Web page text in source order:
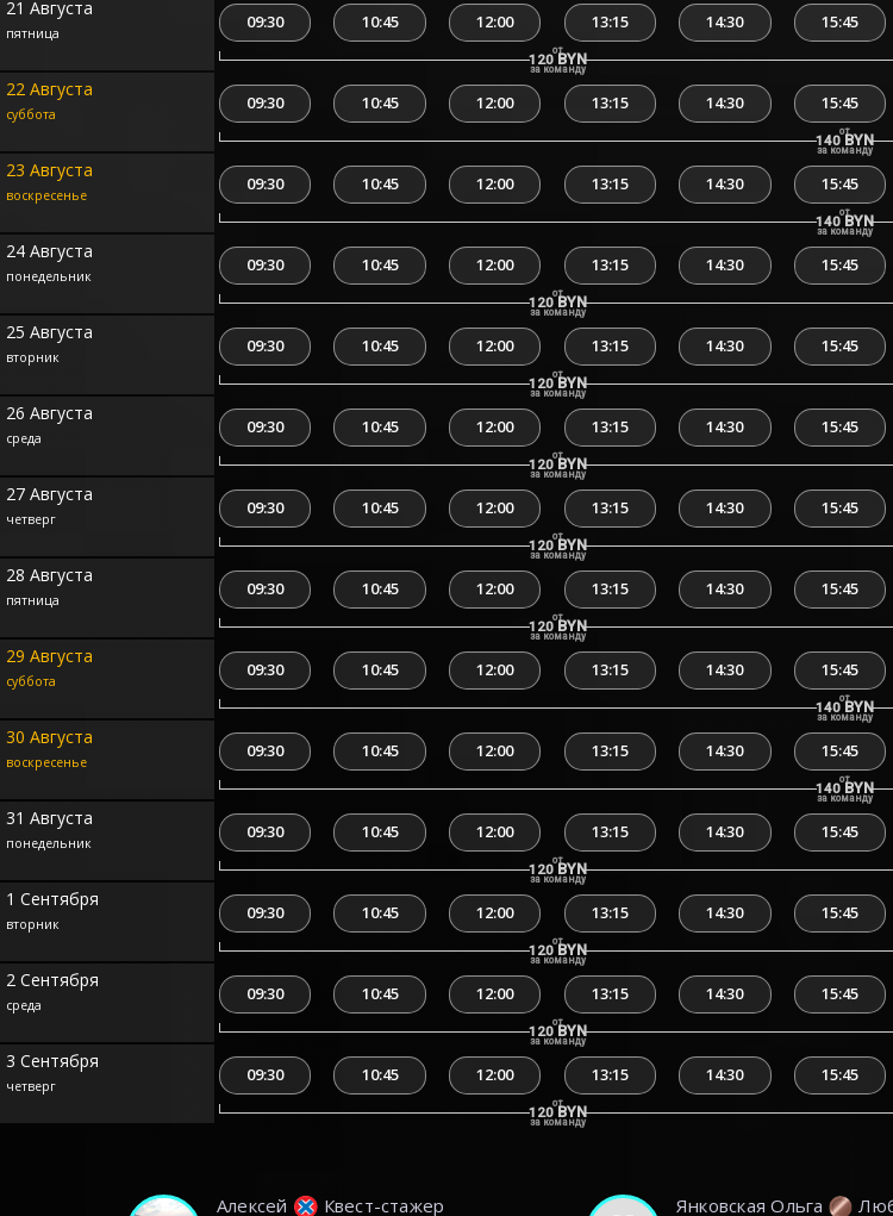
21 Августа
пятница
22 Августа
суббота
23 Августа
воскресенье
24 Августа
понедельник
25 Августа
вторник
26 Августа
среда
27 Августа
четверг
28 Августа
пятница
29 Августа
суббота
30 Августа
воскресенье
31 Августа
понедельник
1 Сентября
вторник
2 Сентября
среда
3 Сентября
четверг
09:30 10:45 12:00 13:15 14:30 15:45
от
120BYN
за команду
09:30 10:45 12:00 13:15 14:30 15:45
от
140 BYN
за команду
09:30 10:45 12:00 13:15 14:30 15:45
от
140 BYN
за команду
09:30 10:45 12:00 13:15 14:30 15:45
от
120BYN
за команду
09:30 10:45 12:00 13:15 14:30 15:45
от
120BYN
за команду
09:30 10:45 12:00 13:15 14:30 15:45
от
120BYN
за команду
09:30 10:45 12:00 13:15 14:30 15:45
от
120BYN
за команду
09:30 10:45 12:00 13:15 14:30 15:45
от
120BYN
за команду
09:30 10:45 12:00 13:15 14:30 15:45
от
140 BYN
за команду
09:30 10:45 12:00 13:15 14:30 15:45
от
140 BYN
за команду
09:30 10:45 12:00 13:15 14:30 15:45
от
120BYN
за команду
09:30 10:45 12:00 13:15 14:30 15:45
от
120BYN
за команду
09:30 10:45 12:00 13:15 14:30 15:45
от
120BYN
за команду
09:30 10:45 12:00 13:15 14:30 15:45
от
120BYN
за команду
Алексей Квест-стажер Янковская Ольга